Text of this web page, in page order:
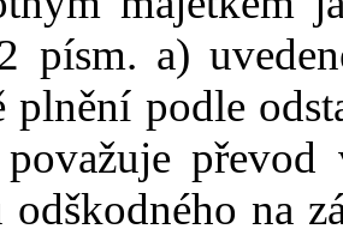
písm. a)
plnění podle
odškodného na